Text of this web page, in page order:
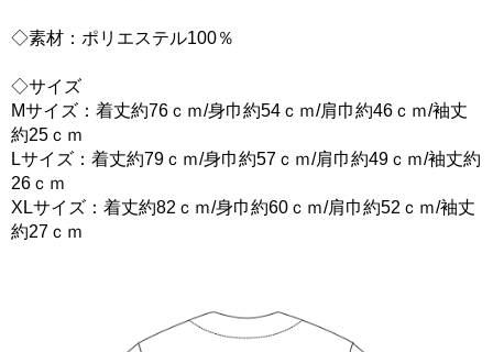
◇素材：ポリエステル100％
◇サイズ
Mサイズ：着丈約76ｃｍ/身巾約54ｃｍ/肩巾約46ｃｍ/袖丈
約25ｃｍ
Lサイズ：着丈約79ｃｍ/身巾約57ｃｍ/肩巾約49ｃｍ/袖丈約
26ｃｍ
XLサイズ：着丈約82ｃｍ/身巾約60ｃｍ/肩巾約52ｃｍ/袖丈
約27ｃｍ